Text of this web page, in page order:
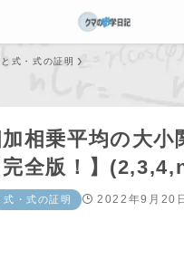
式・式の証明
相乗平均の大小
完全版！】
式・式の証明 2022年9月20日